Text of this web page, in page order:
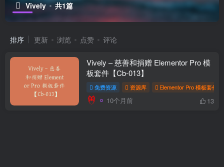
Vively 共1篇
排序 更新 浏览 点赞 评论
Vively – 慈善和捐赠 Elementor Pro 模
板套件【Cb-013】
免费资源 资源库 Elementor Pro 模板套件
10个月前 13